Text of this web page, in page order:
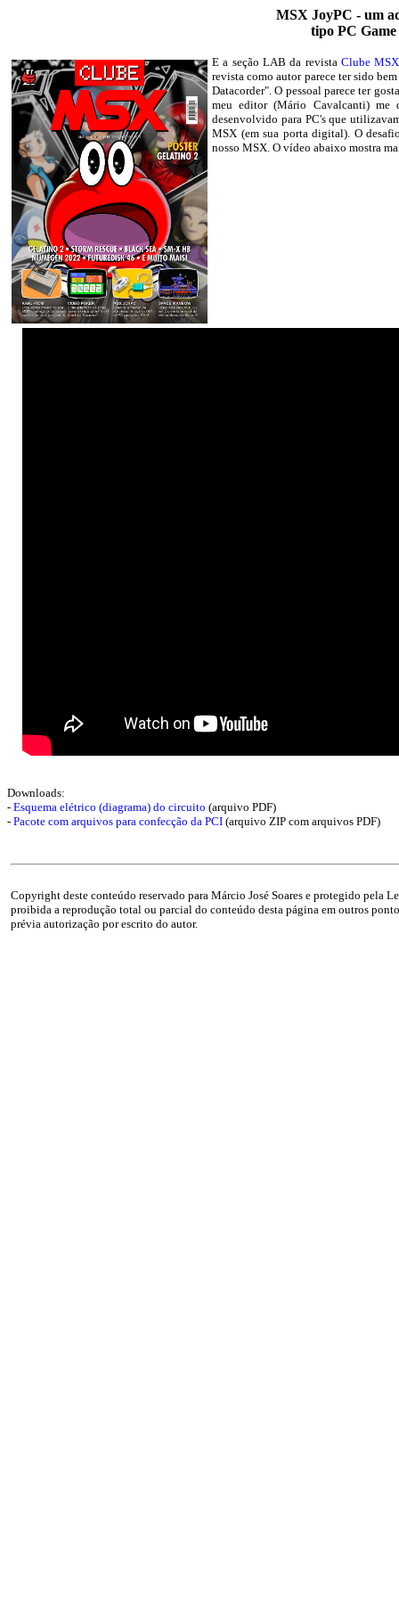
MSX JoyPC - um
tipo PC
E a seção LAB da revistaClube
revista como autor parece ter sido
Datacorder". O pessoal parece ter
meu editor (Mário Cavalcanti) me
desenvolvido para PC's que
MSX (em sua porta digital). O
nosso MSX. O vídeo abaixo mostra
Downloads:
- Esquema elétrico (diagrama) do circuito (arquivo PDF)
- Pacote com arquivos para confecção da PCI (arquivo ZIP com arquivos PDF)
Copyright deste conteúdo reservado para Márcio José Soares e protegido pela
proibida a reprodução total ou parcial do conteúdo desta página em outros
prévia autorização por escrito do autor.